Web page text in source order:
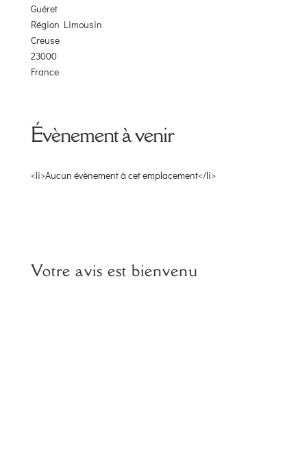
Guéret
Région Limousin
Creuse
23000
France
Évènement à venir
<li>Aucun évènement à cet emplacement</li>
Votre avis est bienvenu